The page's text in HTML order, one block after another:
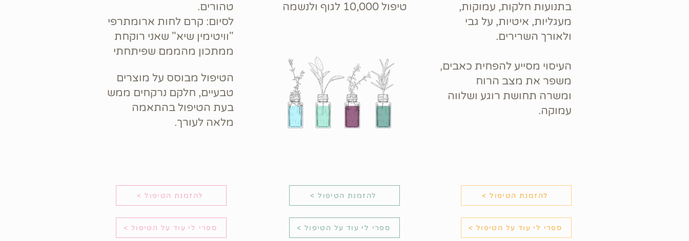
טהורים.
לסיום: קרם לחות ארומתרפי
"וויטימין שיא" שאני רוקחת
ממתכון מהממם שפיתחתי
הטיפול מבוסס על מוצרים
טבעיים, חלקם נרקחים ממש
בעת הטיפול בהתאמה
מלאה לעורך.
טיפול 10,000 לגוף ולנשמה
בתנועות חלקות, עמוקות,
מעגליות, איטיות, על גבי
ולאורך השרירים.
העיסוי מסייע להפחית כאבים,
משפר את מצב הרוח
ומשרה תחושת רוגע ושלווה
עמוקה.
< להזמנת הטיפול
< ספרי לי עוד על הטיפול
< להזמנת הטיפול
< ספרי לי עוד על הטיפול
< להזמנת הטיפול
< ספרי לי עוד על הטיפול